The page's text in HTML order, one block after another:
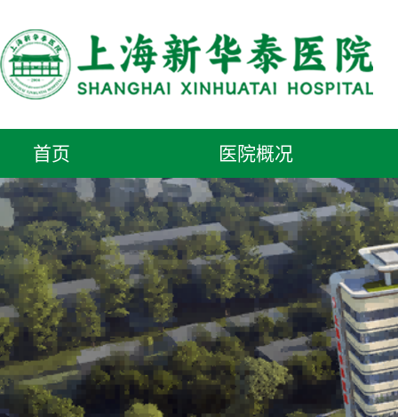
首页 医院概况